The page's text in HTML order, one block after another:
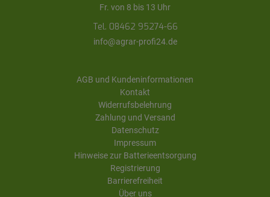
Fr. von 8 bis 13 Uhr
Tel. 08462 95274-66
info@agrar-profi24.de
AGB und Kundeninformationen
Kontakt
Widerrufsbelehrung
Zahlung und Versand
Datenschutz
Impressum
Hinweise zur Batterieentsorgung
Registrierung
Barrierefreiheit
Über uns